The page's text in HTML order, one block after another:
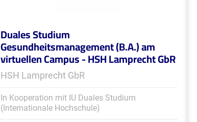
Duales Studium
Gesundheitsmanagement (B.A.) am
virtuellen Campus - HSH Lamprecht GbR
HSH Lamprecht GbR
In Kooperation mit IU Duales Studium
(Internationale Hochschule)